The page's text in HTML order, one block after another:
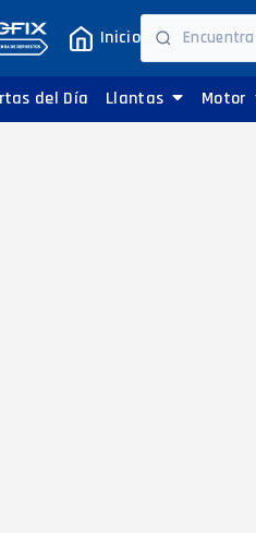
Inicio
del Día Llantas Motor